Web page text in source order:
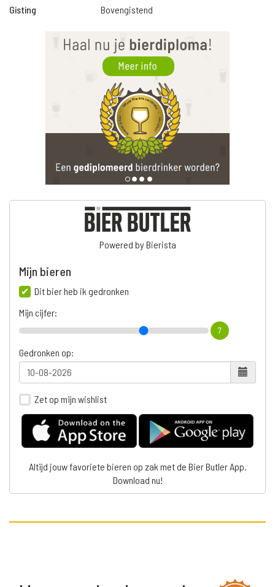
Gisting
Bovengistend
Powered by Bierista
Mijn bieren
Dit bier heb ik gedronken
Mijn cijfer:
7
Gedronken op:
Zet op mijn wishlist
Altijd jouw favoriete bieren op zak met de Bier Butler App.
Download nu!